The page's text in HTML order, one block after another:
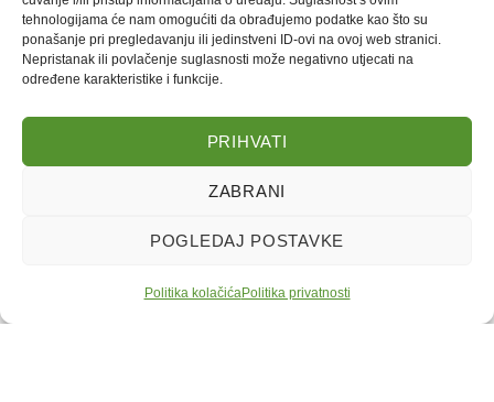
tehnologijama će nam omogućiti da obrađujemo podatke kao što su
ponašanje pri pregledavanju ili jedinstveni ID-ovi na ovoj web stranici.
Nepristanak ili povlačenje suglasnosti može negativno utjecati na
određene karakteristike i funkcije.
PRIHVATI
ZABRANI
POGLEDAJ POSTAVKE
Politika kolačićaPolitika privatnosti
najbolje rješenje za vaše potrebe.
prijevoz metrica,višemetrica
84, OIB: 19434881203, Tel:+385 99
|Politika privatnosti
Ponuda Kontakt